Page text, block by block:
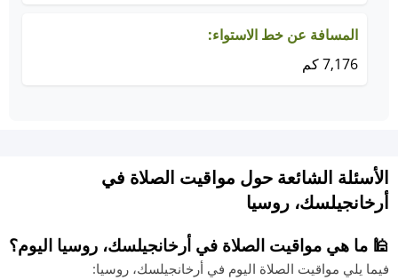
المسافة عن خط الاستواء:
7,176 كم
الأسئلة الشائعة حول مواقيت الصلاة في
أرخانجيلسك، روسيا
🕌 ما هي مواقيت الصلاة في أرخانجيلسك، روسيا اليوم؟
فيما يلي مواقيت الصلاة اليوم في أرخانجيلسك، روسيا: